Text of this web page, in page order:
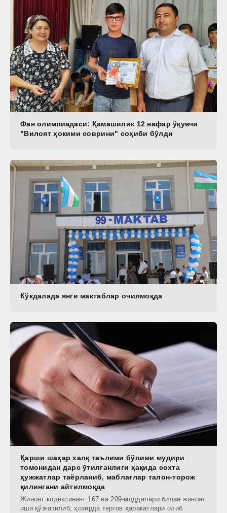
Фан олимпиадаси: Қамашилик 12 нафар ўқувчи
"Вилоят ҳокими соврини" соҳиби бўлди
Кўкдалада янги мактаблар очилмоқда
Қарши шаҳар халқ таълими бўлими мудири
томонидан дарс ўтилганлиги ҳақида сохта
ҳужжатлар таёрланиб, маблағлар талон-торож
қилингани айтилмоқда
Жиноят кодексининг 167 ва 209-моддалари билан жиноят
иши қўзғатилиб, ҳозирда тергов ҳаракатлари олиб